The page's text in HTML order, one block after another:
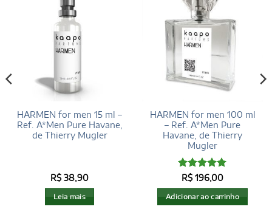
HARMEN for men 15 ml –
Ref. A*Men Pure Havane,
de Thierry Mugler
R$38,90
Leia mais
HARMEN for men 100 ml
– Ref. A*Men Pure
Havane, de Thierry
Mugler
Avaliação
4.95de 5
R$196,00
Adicionar ao carrinho